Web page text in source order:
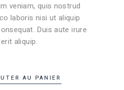
veniam, quis nostrud
laboris nisi ut aliquip
Duis aute irure
aliquip.
AU PANIER